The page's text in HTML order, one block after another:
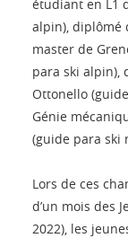
étudiant en L1
alpin), diplômé
master de
para ski alpin),
Ottonello
Génie
(guide para ski
Lors de ces
d’un mois des
2022), les